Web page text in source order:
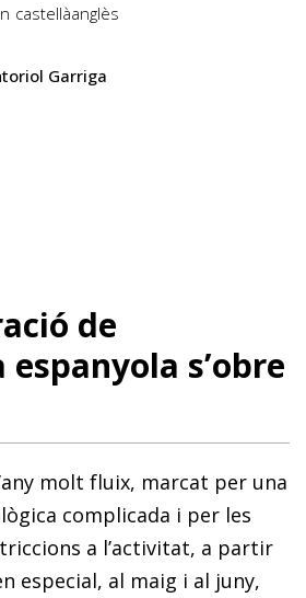
castellàanglès
Garriga
de
espanyola s’obre
molt fluix, marcat per una
complicada i per les
a l’activitat, a partir
especial, al maig i al juny,